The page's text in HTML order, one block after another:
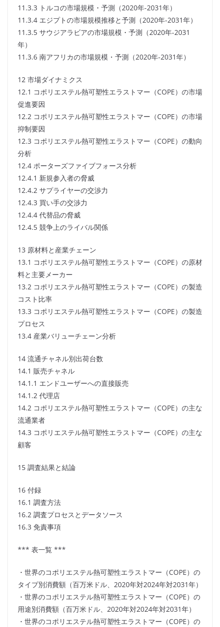
11.3.3 トルコの市場規模・予測（2020年-2031年）
11.3.4 エジプトの市場規模推移と予測（2020年-2031年）
11.3.5 サウジアラビアの市場規模・予測（2020年-2031
年）
11.3.6 南アフリカの市場規模・予測（2020年-2031年）
12 市場ダイナミクス
12.1 コポリエステル熱可塑性エラストマー（COPE）の市場
促進要因
12.2 コポリエステル熱可塑性エラストマー（COPE）の市場
抑制要因
12.3 コポリエステル熱可塑性エラストマー（COPE）の動向
分析
12.4 ポーターズファイブフォース分析
12.4.1 新規参入者の脅威
12.4.2 サプライヤーの交渉力
12.4.3 買い手の交渉力
12.4.4 代替品の脅威
12.4.5 競争上のライバル関係
13 原材料と産業チェーン
13.1 コポリエステル熱可塑性エラストマー（COPE）の原材
料と主要メーカー
13.2 コポリエステル熱可塑性エラストマー（COPE）の製造
コスト比率
13.3 コポリエステル熱可塑性エラストマー（COPE）の製造
プロセス
13.4 産業バリューチェーン分析
14 流通チャネル別出荷台数
14.1 販売チャネル
14.1.1 エンドユーザーへの直接販売
14.1.2 代理店
14.2 コポリエステル熱可塑性エラストマー（COPE）の主な
流通業者
14.3 コポリエステル熱可塑性エラストマー（COPE）の主な
顧客
15 調査結果と結論
16 付録
16.1 調査方法
16.2 調査プロセスとデータソース
16.3 免責事項
*** 表一覧 ***
・世界のコポリエステル熱可塑性エラストマー（COPE）の
タイプ別消費額（百万米ドル、2020年対2024年対2031年）
・世界のコポリエステル熱可塑性エラストマー（COPE）の
用途別消費額（百万米ドル、2020年対2024年対2031年）
・世界のコポリエステル熱可塑性エラストマー（COPE）の